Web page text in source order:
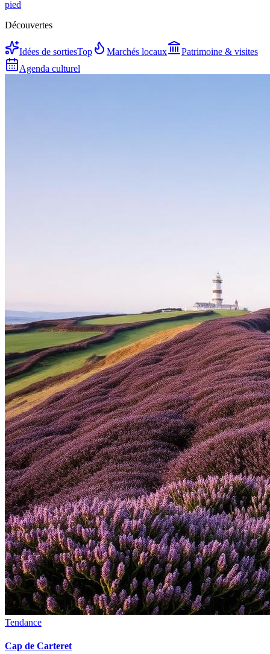
pied
Découvertes
Idées de sortiesTop Marchés locaux
Patrimoine & visites
Agenda culturel
Tendance
Cap de Carteret